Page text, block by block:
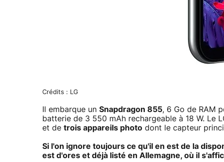
Crédits : LG
Il embarque un Snapdragon 855, 6 Go de RAM
batterie de 3 550 mAh rechargeable à 18 W. Le
et de trois appareils photo dont le capteur
Si l'on ignore toujours ce qu'il en est de la
est d'ores et déjà listé en Allemagne, où il